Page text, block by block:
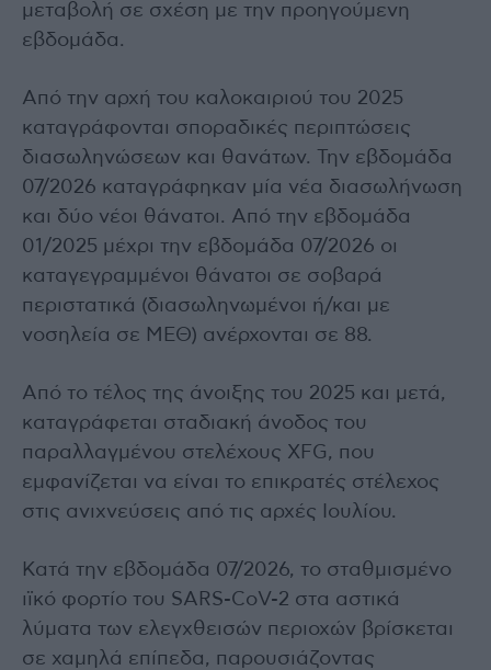
μεταβολή σε σχέση με την προηγούμενη
εβδομάδα.
Από την αρχή του καλοκαιριού του 2025
καταγράφονται σποραδικές περιπτώσεις
διασωληνώσεων και θανάτων. Την εβδομάδα
07/2026 καταγράφηκαν μία νέα διασωλήνωση
και δύο νέοι θάνατοι. Από την εβδομάδα
01/2025 μέχρι την εβδομάδα 07/2026 οι
καταγεγραμμένοι θάνατοι σε σοβαρά
περιστατικά (διασωληνωμένοι ή/και με
νοσηλεία σε ΜΕΘ) ανέρχονται σε 88.
Από το τέλος της άνοιξης του 2025 και μετά,
καταγράφεται σταδιακή άνοδος του
παραλλαγμένου στελέχους XFG, που
εμφανίζεται να είναι το επικρατές στέλεχος
στις ανιχνεύσεις από τις αρχές Ιουλίου.
Κατά την εβδομάδα 07/2026, το σταθμισμένο
ιϊκό φορτίο του SARS-CoV-2 στα αστικά
λύματα των ελεγχθεισών περιοχών βρίσκεται
σε χαμηλά επίπεδα, παρουσιάζοντας